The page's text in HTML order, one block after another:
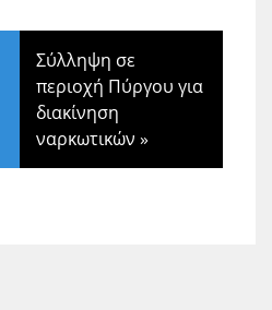
Σύλληψη σε
περιοχή Πύργου για
διακίνηση
ναρκωτικών »